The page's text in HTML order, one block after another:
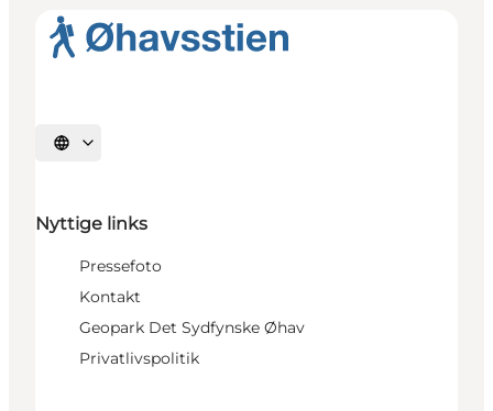
Vælg sprog
Nyttige links
Pressefoto
Kontakt
Geopark Det Sydfynske Øhav
Privatlivspolitik